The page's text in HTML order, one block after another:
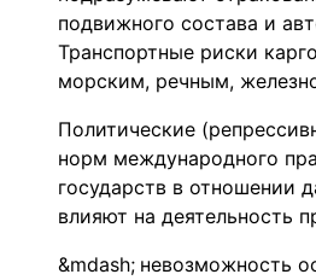
подвижного состава и
Транспортные риски
морским, речным,
Политические
норм международного
государств в отношении
влияют на деятельность
невозможность